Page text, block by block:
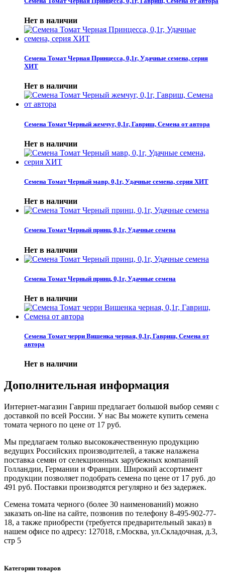
Нет в наличии
Семена Томат Черная Принцесса, 0,1г, Удачные семена, серия
ХИТ
Нет в наличии
Семена Томат Черный жемчуг, 0,1г, Гавриш, Семена от автора
Нет в наличии
Семена Томат Черный мавр, 0,1г, Удачные семена, серия ХИТ
Нет в наличии
Семена Томат Черный принц, 0,1г, Удачные семена
Нет в наличии
Семена Томат Черный принц, 0,1г, Удачные семена
Нет в наличии
Семена Томат черри Вишенка черная, 0,1г, Гавриш, Семена от
автора
Нет в наличии
Дополнительная информация
Интернет-магазин Гавриш предлагает большой выбор семян с
доставкой по всей России. У нас Вы можете купить семена
томата черного по цене от 17 руб.
Мы предлагаем только высококачественную продукцию
ведущих Российских производителей, а также налажена
поставка семян от селекционных зарубежных компаний
Голландии, Германии и Франции. Широкий ассортимент
продукции позволяет подобрать семена по цене от 17 руб. до
491 руб. Поставки производятся регулярно и без задержек.
Семена томата черного (более 30 наименований) можно
заказать on-line на сайте, позвонив по телефону 8-495-902-77-
18, а также приобрести (требуется предварительный заказ) в
нашем офисе по адресу: 127018, г.Москва, ул.Складочная, д.3,
стр 5
Категории товаров